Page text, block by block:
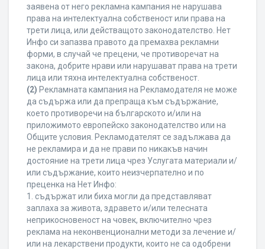
заявена от него рекламна кампания не нарушава
права на интелектуална собственост или права на
трети лица, или действащото законодателство. Нет
Инфо си запазва правото да премахва рекламни
форми, в случай че прецени, че противоречат на
закона, добрите нрави или нарушават права на трети
лица или тяхна интелектуална собственост.
(2) Рекламната кампания на Рекламодателя не може
да съдържа или да препраща към съдържание,
което противоречи на българското и/или на
приложимото европейско законодателство или на
Общите условия. Рекламодателят се задължава да
не рекламира и да не прави по никакъв начин
достояние на трети лица чрез Услугата материали и/
или съдържание, които неизчерпателно и по
преценка на Нет Инфо:
1. съдържат или биха могли да представляват
заплаха за живота, здравето и/или телесната
неприкосновеност на човек, включително чрез
реклама на неконвенционални методи за лечение и/
или на лекарствени продукти, които не са одобрени